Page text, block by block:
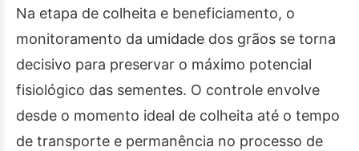
Na etapa de colheita e beneficiamento, o
monitoramento da umidade dos grãos se torna
decisivo para preservar o máximo potencial
fisiológico das sementes. O controle envolve
desde o momento ideal de colheita até o tempo
de transporte e permanência no processo de